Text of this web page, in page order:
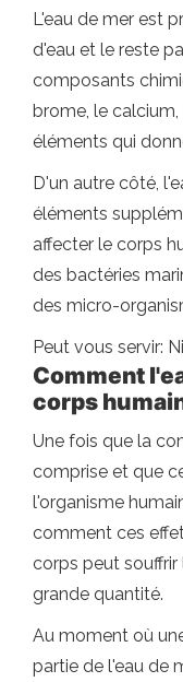
L'eau de mer est
d'eau et le reste
composants
brome, le
éléments qui
D'un autre côté,
éléments
affecter le corps
des bactéries
des micro-
Peut vous servir:
Comment
corps
Une fois que la
comprise et que
l'organisme
comment ces
corps peut souffrir
grande quantité.
Au moment où
partie de l'eau de